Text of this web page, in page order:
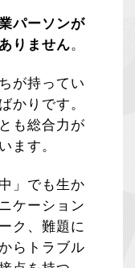
パーソンが
りません。
が持ってい
かりです。
も総合力が
ます。
」でも生か
ケーション
ク、難題に
らトラブル